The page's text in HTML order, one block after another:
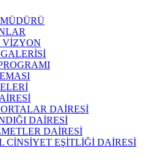
VİZYON
DAİRESİ
DAİRESİ
DAİRESİ
CİNSİYET EŞİTLİĞİ DAİRESİ